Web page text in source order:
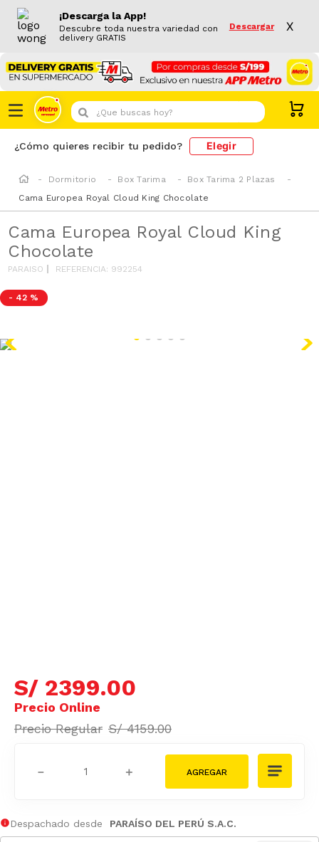
¡Descarga la App!
Descubre toda nuestra variedad con
delivery GRATIS
Descargar X
¿Que buscas hoy?
¿Cómo quieres recibir tu pedido? Elegir
Dormitorio Box Tarima
Box Tarima 2 Plazas
Cama Europea Royal Cloud King Chocolate
Cama Europea Royal Cloud King
Chocolate
PARAISO REFERENCIA: 992254
- 42 %
S/ 2399.00
S/ 4159.00
＋
－
Despachado desde PARAÍSO DEL PERÚ S.A.C.